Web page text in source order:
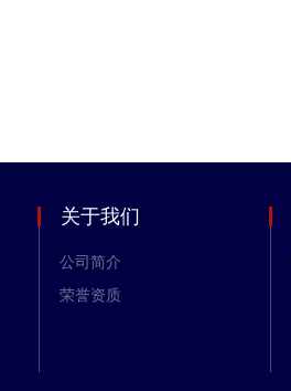
关于我们
公司简介
荣誉资质